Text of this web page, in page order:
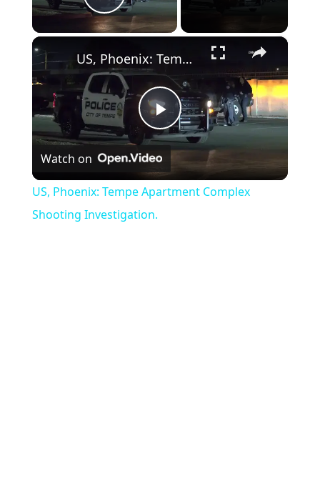
Play Video
×
Play Video
US, Phoenix: Tempe Apartment Complex Shooting Investigation.
Watch on
US, Phoenix: Tempe Apartment Complex
Shooting Investigation.